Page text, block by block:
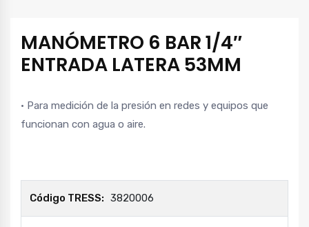
MANÓMETRO 6 BAR 1/4″
ENTRADA LATERA 53MM
• Para medición de la presión en redes y equipos que
funcionan con agua o aire.
Código TRESS: 3820006